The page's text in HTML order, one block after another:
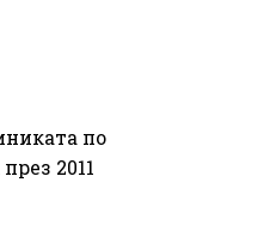
по
2011